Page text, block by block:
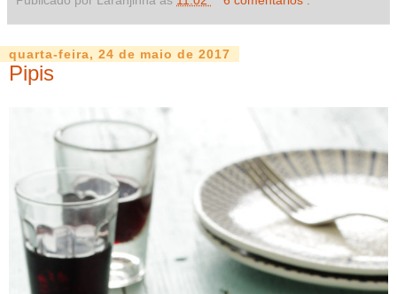
quarta-feira, 24 de maio de 2017
Pipis